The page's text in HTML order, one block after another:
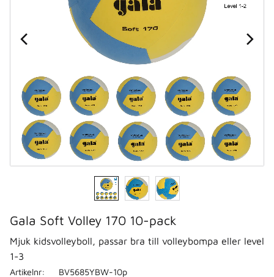
Gala Soft Volley 170 10-pack
Mjuk kidsvolleyboll, passar bra till volleybompa eller level
1-3
Artikelnr
BV5685YBW-10p